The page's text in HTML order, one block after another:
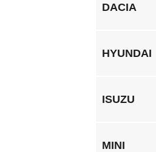
DACIA
HYUNDAI
ISUZU
MINI